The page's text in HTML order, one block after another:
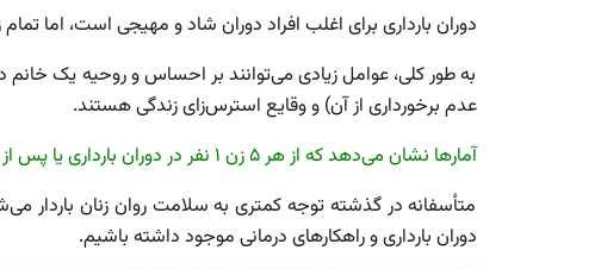
دوران بارداری برای اغلب افراد دوران شاد و مهیجی است، اما
به طور کلی، عوامل زیادی می‌توانند بر احساس و روحیه یک خانم
عدم برخورداری از آن) و وقایع استرس‌زای زندگی هستند.
آمار‌ها نشان می‌دهد که از هر ۵ زن ۱ نفر در دوران بارداری یا پس از زایمان دچار مشکلات روانشناختی می‌شود.
متأسفانه در گذشته توجه کمتری به سلامت روان زنان باردار
دوران بارداری و راهکار‌های درمانی موجود داشته باشیم.